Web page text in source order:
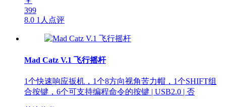
399
8.0 1人点评
Mad Catz V.1 飞行摇杆
1个快速响应扳机，1个8方向视角苦力帽，1个SHIFT组
合按键，6个可支持编程命令的按键 | USB2.0 | 否